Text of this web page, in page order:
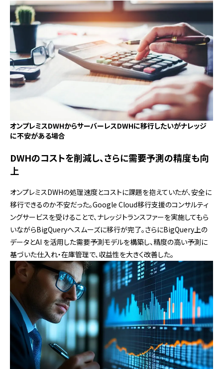
オンプレミスDWHからサーバーレスDWHに移行したいがナレッジ
に不安がある場合
DWHのコストを削減し、さらに需要予測の精度も向
上
オンプレミスDWHの処理速度とコストに課題を抱えていたが、安全に
移行できるのか不安だった。Google Cloud移行支援のコンサルティ
ングサービスを受けることで、ナレッジトランスファーを実施してもら
いながらBigQueryへスムーズに移行が完了。さらにBigQuery上の
データとAI を活用した需要予測モデルを構築し、精度の高い予測に
基づいた仕入れ・在庫管理で、収益性を大きく改善した。